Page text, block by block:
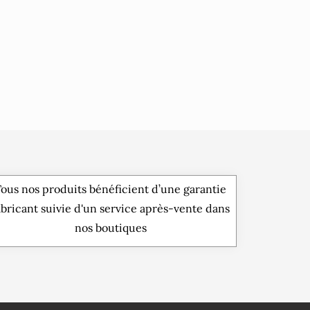
nos produits bénéficient d’une garantie
suivie d'un service après-vente dans
nos boutiques